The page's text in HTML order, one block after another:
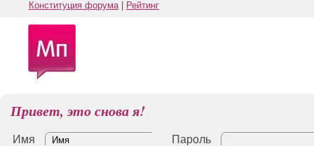
Конституция форума| Рейтинг
Привет, это снова я!
Имя Пароль